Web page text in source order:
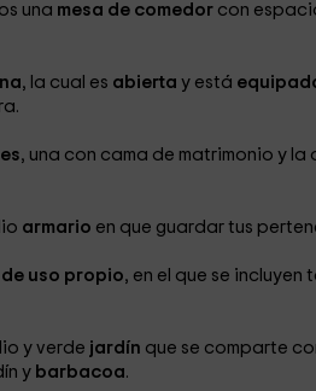
una mesa de comedorcon
, la cual es abierta y está
, una con cama de matrimonio y
armario en que guardar tus
uso propio, en el que se
y verde jardín que se comparte
y barbacoa.